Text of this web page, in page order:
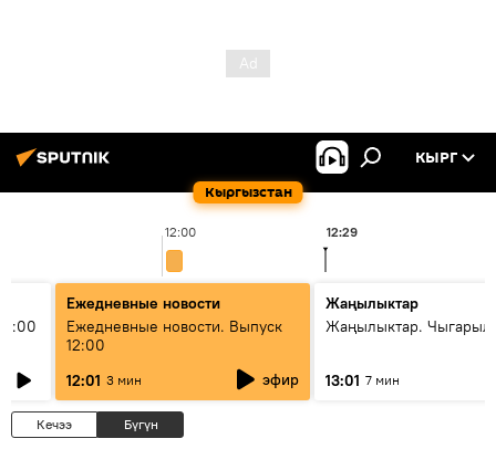
Кыргызстан
КЫРГ
12:00 12:29
Ежедневные новости
Ежедневные новости. Выпуск
12:00
12:01 3 мин эфир
Жаңылыктар
Жаңылыктар.
13:01 7 мин
Кечээ Бүгүн